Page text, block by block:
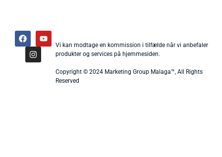
Vi kan modtage en kommission i tilfælde når vi anbefaler
produkter og services på hjemmesiden.
Copyright © 2024 Marketing Group Malaga™, All Rights
Reserved